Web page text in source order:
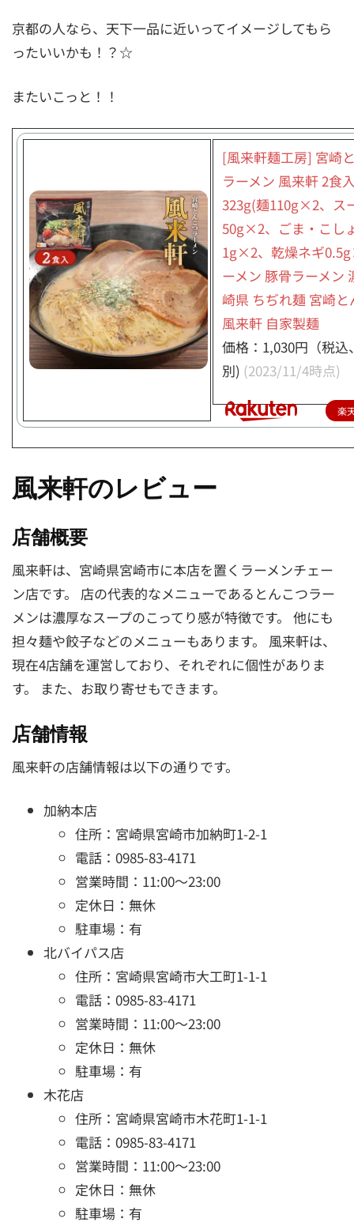
京都の人なら、天下一品に近いってイメージしてもら
ったいいかも！？☆
またいこっと！！
[風来軒麺工房] 宮崎
ラーメン 風来軒 2食
323g(麺110g×2、ス
50g×2、ごま・こし
1g×2、乾燥ネギ
ーメン 豚骨ラーメン
崎県 ちぢれ麺 宮崎と
風来軒 自家製麺
価格：1,030円（税込
別) (2023/11/4時点)
楽
風来軒のレビュー
店舗概要
風来軒は、宮崎県宮崎市に本店を置くラーメンチェー
ン店です。 店の代表的なメニューであるとんこつラー
メンは濃厚なスープのこってり感が特徴です。 他にも
担々麺や餃子などのメニューもあります。 風来軒は、
現在4店舗を運営しており、それぞれに個性がありま
す。 また、お取り寄せもできます。
店舗情報
風来軒の店舗情報は以下の通りです。
加納本店
住所：宮崎県宮崎市加納町1-2-1
電話：0985-83-4171
営業時間：11:00～23:00
定休日：無休
駐車場：有
北バイパス店
住所：宮崎県宮崎市大工町1-1-1
電話：0985-83-4171
営業時間：11:00～23:00
定休日：無休
駐車場：有
木花店
住所：宮崎県宮崎市木花町1-1-1
電話：0985-83-4171
営業時間：11:00～23:00
定休日：無休
駐車場：有